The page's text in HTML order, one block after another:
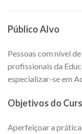
Público Alvo
Pessoas com nível
profissionais da
especializar-se em
Objetivos do
Aperfeiçoar a